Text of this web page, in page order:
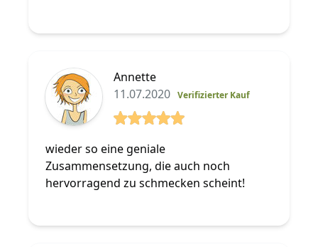
Annette
11.07.2020 Verifizierter Kauf
wieder so eine geniale
Zusammensetzung, die auch noch
hervorragend zu schmecken scheint!